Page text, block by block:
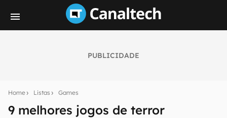
PUBLICIDADE
Home Listas Games
9 melhores jogos de terror
notícias e reviews sobre tecnologia em primeira
mão.